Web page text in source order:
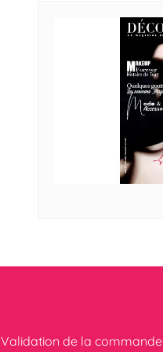
Validation de la commande